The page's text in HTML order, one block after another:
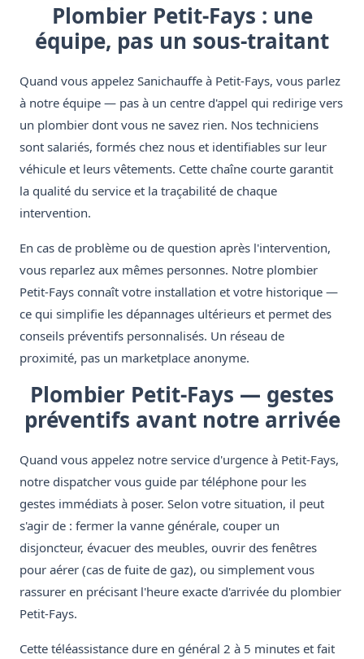
Plombier Petit-Fays : une
équipe, pas un sous-traitant
Quand vous appelez Sanichauffe à Petit-Fays, vous parlez
à notre équipe — pas à un centre d'appel qui redirige vers
un plombier dont vous ne savez rien. Nos techniciens
sont salariés, formés chez nous et identifiables sur leur
véhicule et leurs vêtements. Cette chaîne courte garantit
la qualité du service et la traçabilité de chaque
intervention.
En cas de problème ou de question après l'intervention,
vous reparlez aux mêmes personnes. Notre plombier
Petit-Fays connaît votre installation et votre historique —
ce qui simplifie les dépannages ultérieurs et permet des
conseils préventifs personnalisés. Un réseau de
proximité, pas un marketplace anonyme.
Plombier Petit-Fays — gestes
préventifs avant notre arrivée
Quand vous appelez notre service d'urgence à Petit-Fays,
notre dispatcher vous guide par téléphone pour les
gestes immédiats à poser. Selon votre situation, il peut
s'agir de : fermer la vanne générale, couper un
disjoncteur, évacuer des meubles, ouvrir des fenêtres
pour aérer (cas de fuite de gaz), ou simplement vous
rassurer en précisant l'heure exacte d'arrivée du plombier
Petit-Fays.
Cette téléassistance dure en général 2 à 5 minutes et fait